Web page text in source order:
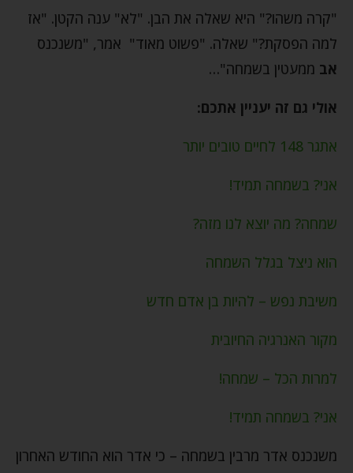
"קרה משהו?" היא שאלה את הבן. "לא" ענה הקטן. "אז
למה הפסקת?" שאלה. "פשוט מאוד" אמר, "משנכנס
אב ממעטין בשמחה"…
אולי גם זה יעניין אתכם:
אתגר 148 לחיים טובים יותר
אני? בשמחה תמיד!
שמחה? מה יוצא לנו מזה?
הוא ניצל בגלל השמחה
משיבת נפש – להיות בן אדם חדש
מקור האנרגיה החיובית
למרות הכל – שמחה!
אני? בשמחה תמיד!
משנכנס אדר מרבין בשמחה – כי אדר הוא החודש האחרון